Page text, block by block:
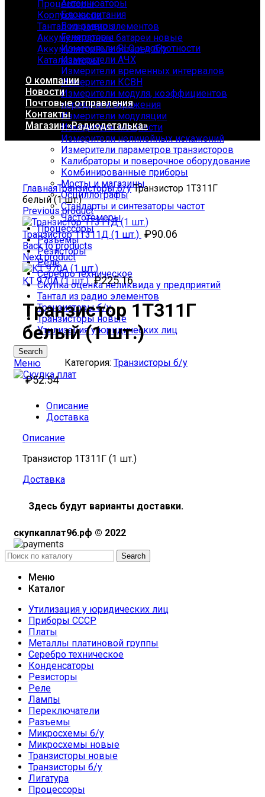
Антеннюаторы
Блоки питания
Вольтметры
Генераторы
Измерители RLC и добротности
Измерители АЧХ
Измерители временных интервалов
Измерители КСВН
Измерители модуля, коэффициентов
передачи и отражения
Измерители модуляции
Измерители мощности
Измерители нелинейных искажений
Измерители параметров транзисторов
Калибраторы и поверочное оборудование
Комбинированные приборы
Мосты и магазины
Осциллографы
Стандарты и синтезаторы частот
Частотомеры
Процессоры
Разъемы
Резисторы
Реле
Серебро техническое
Скупка оценка неликвида у предприятий
Тантал из радио элементов
Транзисторы б/у
Транзисторы новые
Утилизация у юридических лиц
Search
Меню
Процессоры
Корпуса часов
Тантал из радио элементов
Аккумуляторные батареи новые
Аккумуляторные батареи б/у
Катализаторы
О компании
Новости
Почтовые отправления
Контакты
Магазин «Радиодеталька»
Click to enlarge
ГлавнаяТранзисторы б/уТранзистор 1Т311Г
белый (1 шт.)
Previous product
Транзистор 1Т311Д (1 шт.) ₽90.06
Back to products
Next product
КТ 970А (1 шт.) ₽225.16
Транзистор 1Т311Г
белый (1 шт.)
₽52.54
Категория: Транзисторы б/у
Описание
Доставка
Описание
Транзистор 1Т311Г (1 шт.)
Доставка
Здесь будут варианты доставки.
скупкаплат96.рф © 2022
Search
Меню
Каталог
Утилизация у юридических лиц
Приборы СССР
Платы
Металлы платиновой группы
Серебро техническое
Конденсаторы
Резисторы
Реле
Лампы
Переключатели
Разъемы
Микросхемы б/у
Микросхемы новые
Транзисторы новые
Транзисторы б/у
Лигатура
Процессоры